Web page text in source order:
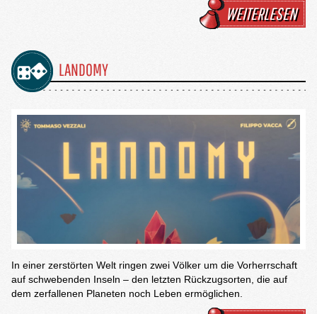
WEITERLESEN
LANDOMY
In einer zerstörten Welt ringen zwei Völker um die Vorherrschaft
auf schwebenden Inseln – den letzten Rückzugsorten, die auf
dem zerfallenen Planeten noch Leben ermöglichen.